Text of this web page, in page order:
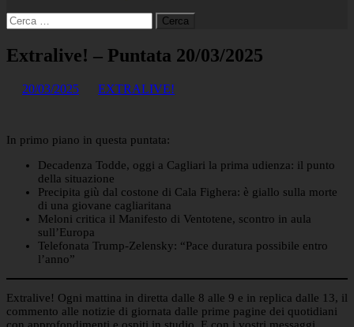
Ricerca
per:
Extralive! – Puntata 20/03/2025
20/03/2025 EXTRALIVE!
In primo piano in questa puntata:
Decadenza Todde, oggi a Cagliari la prima udienza: il punto
della situazione
Precipita giù dal costone di Cala Fighera: è giallo sulla morte
di una giovane cagliaritana
Meloni critica il Manifesto di Ventotene, scontro in aula
sull’Europa
Telefonata Trump-Zelensky: “Pace duratura possibile entro
l’anno”
Extralive! Ogni mattina in diretta dalle 8 alle 9 e in replica dalle 13, il
commento alle notizie di giornata dalle prime pagine dei quotidiani